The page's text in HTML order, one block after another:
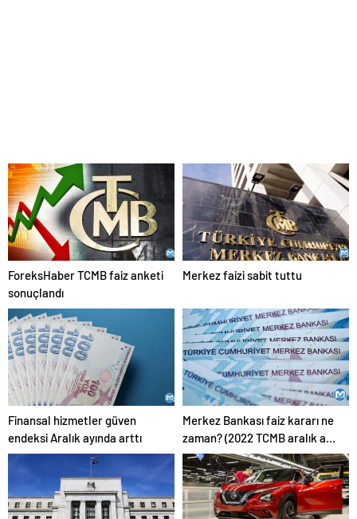
ForeksHaber TCMB faiz anketi
sonuçlandı
Merkez faizi sabit tuttu
Finansal hizmetler güven
endeksi Aralık ayında arttı
Merkez Bankası faiz kararı ne
zaman? (2022 TCMB aralık ayı
faiz kararı)